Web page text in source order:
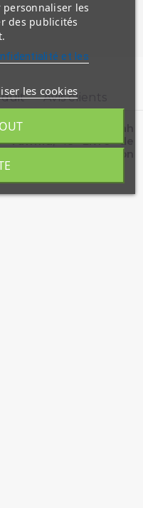
Avis clients
- Edition Al Bayyinah
Tawhid, leLivre de
les
des publicités
et les
les cookies